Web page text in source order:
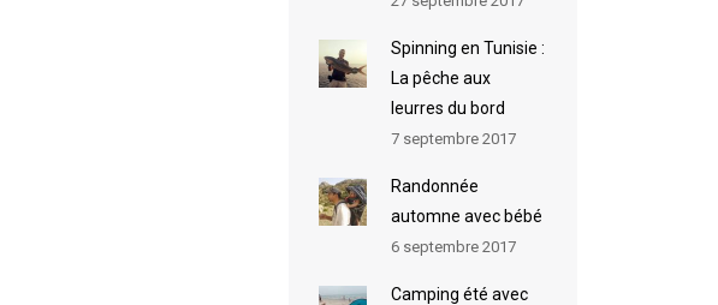
Spinning en Tunisie :
La pêche aux
leurres du bord
7 septembre 2017
Randonnée
automne avec bébé
6 septembre 2017
Camping été avec